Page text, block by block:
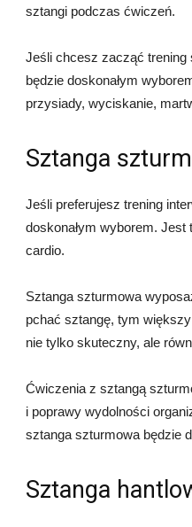
sztangi podczas ćwiczeń.
Jeśli chcesz zacząć trening
będzie doskonałym
przysiady, wyciskanie,
Sztanga
Jeśli preferujesz trening
doskonałym wyborem.
cardio.
Sztanga szturmowa
pchać sztangę, tym
nie tylko skuteczny, ale
Ćwiczenia z sztangą
i poprawy wydolności
sztanga szturmowa będzie
Sztanga